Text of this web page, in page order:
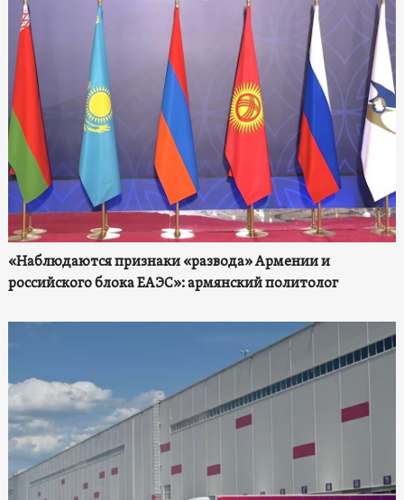
«Наблюдаются признаки «развода» Армении и
российского блока ЕАЭС»: армянский политолог